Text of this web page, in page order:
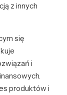
z innych
się
i
produktów i